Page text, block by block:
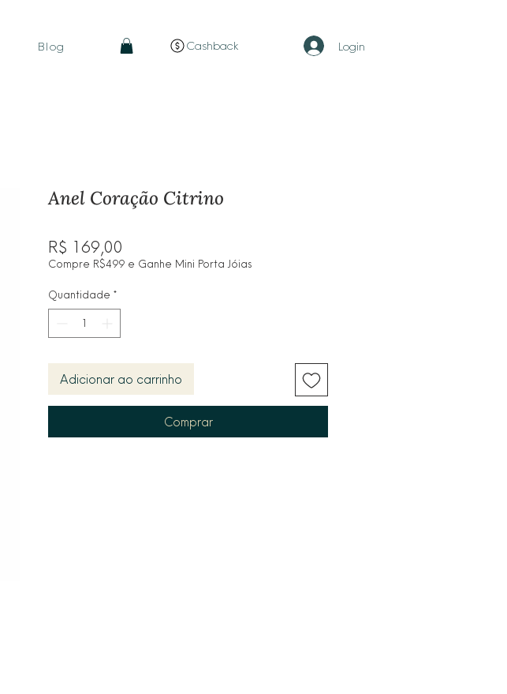
Blog Cashback Login
Anel Coração Citrino
R$ 169,00
Compre R$499 e Ganhe Mini Porta Jóias
Quantidade *
Adicionar ao carrinho
Comprar